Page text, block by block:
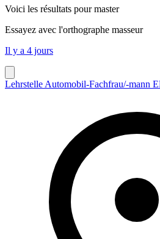
Voici les résultats pour master
Essayez avec l'orthographe masseur
Il y a 4 jours
Lehrstelle Automobil-Fachfrau/-mann